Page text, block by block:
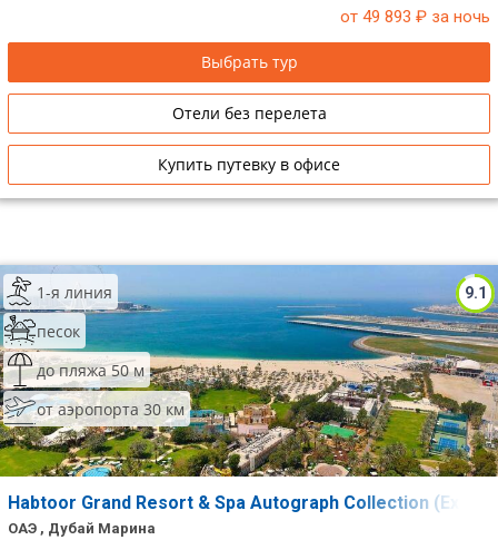
от 49 893 ₽ за ночь
Выбрать тур
Отели без перелета
Купить путевку в офисе
9.1
1-я линия
песок
до пляжа 50 м
от аэропорта 30 км
Habtoor Grand Resort & Spa Autograph Collection
ОАЭ , Дубай Марина